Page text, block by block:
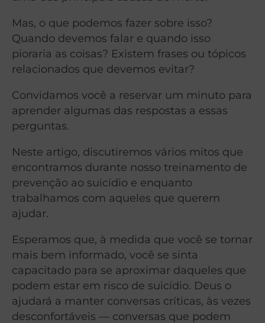
Mas, o que podemos fazer sobre isso?
Quando devemos falar e quando isso
pioraria as coisas? Existem frases ou tópicos
relacionados que devemos evitar?
Convidamos você a reservar um minuto para
aprender algumas das respostas a essas
perguntas.
Neste artigo, discutiremos vários mitos que
encontramos durante nosso treinamento de
prevenção ao suicídio e enquanto
trabalhamos com aqueles que querem
ajudar.
Esperamos que, à medida que você se tornar
mais bem informado, você se sinta
capacitado para se aproximar daqueles que
podem estar em risco de suicídio. Deus o
ajudará a manter conversas críticas, às vezes
desconfortáveis — conversas que podem